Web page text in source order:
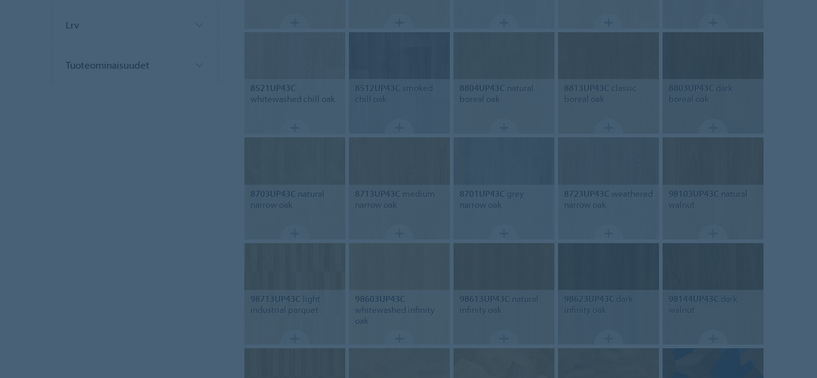
Lrv
Tuoteominaisuudet
8521UP43C
whitewashed chill oak
8512UP43C smoked
chill oak
8804UP43C natural
boreal oak
8813UP43C classic
boreal oak
8803UP43C dark
boreal oak
8703UP43C natural
narrow oak
8713UP43C medium
narrow oak
8701UP43C grey
narrow oak
8723UP43C weathered
narrow oak
98103UP43C natural
walnut
98713UP43C light
industrial parquet
98603UP43C
whitewashed infinity
oak
98613UP43C natural
infinity oak
98623UP43C dark
infinity oak
98144UP43C dark
walnut